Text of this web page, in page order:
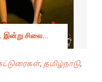
இன்று சிலை…
, தமிழ்நாடு,